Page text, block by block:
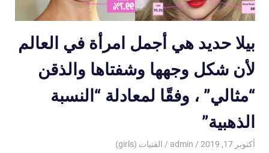
بيلا حديد هي أجمل امرأة في العالم
لأن شكل وجهها وشفتاها والذقن
“مثالي” ، وفقًا لمعادلة “النسبة
الذهبية”
أكتوبر 17, 2019 admin الفتيات (girls)